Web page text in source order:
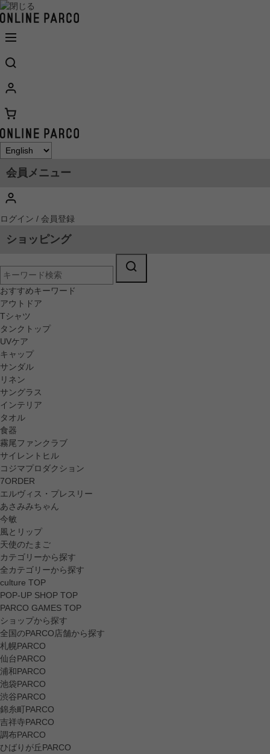
会員メニュー
ログイン / 会員登録
ショッピング
おすすめキーワード
アウトドア
Tシャツ
タンクトップ
UVケア
キャップ
サンダル
リネン
サングラス
インテリア
タオル
食器
霧尾ファンクラブ
サイレントヒル
コジマプロダクション
7ORDER
エルヴィス・プレスリー
あさみみちゃん
今敏
風とリップ
天使のたまご
カテゴリーから探す
全カテゴリーから探す
culture TOP
POP-UP SHOP TOP
PARCO GAMES TOP
ショップから探す
全国のPARCO店舗から探す
札幌PARCO
仙台PARCO
浦和PARCO
池袋PARCO
渋谷PARCO
錦糸町PARCO
吉祥寺PARCO
調布PARCO
ひばりが丘PARCO